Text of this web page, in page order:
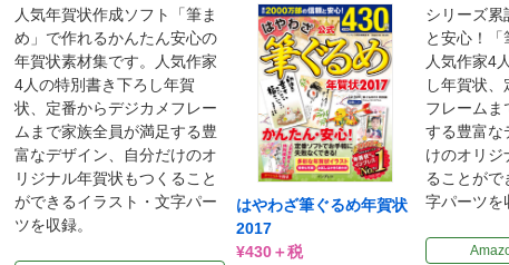
人気年賀状作成ソフト「筆ま
め」で作れるかんたん安心の
年賀状素材集です。人気作家
4人の特別書き下ろし年賀
状、定番からデジカメフレー
ムまで家族全員が満足する豊
富なデザイン、自分だけのオ
リジナル年賀状もつくること
ができるイラスト・文字パー
ツを収録。
はやわざ筆ぐるめ年賀状
2017
¥430＋税
シリーズ累
と安心！「
人気作家4
し年賀状、
フレームま
する豊富な
けのオリジ
ることがで
字パーツを